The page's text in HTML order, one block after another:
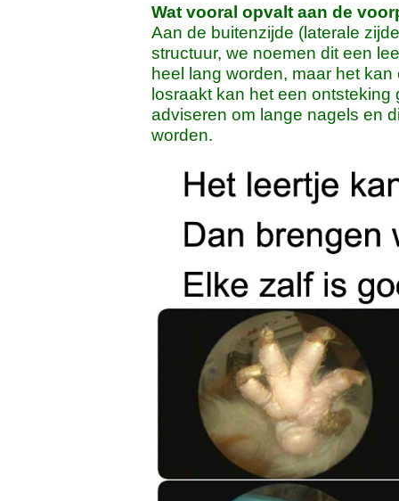
Wat vooral opvalt aan de
Aan de buitenzijde (laterale
structuur, we noemen dit een
heel lang worden, maar het
losraakt kan het een
adviseren om lange nagels en
worden.